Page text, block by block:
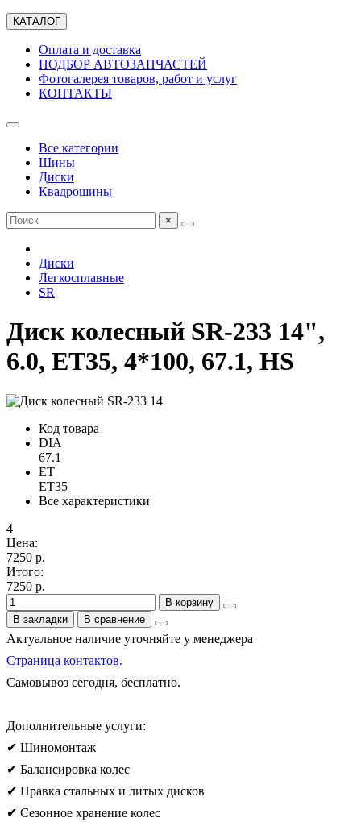
КАТАЛОГ
Оплата и доставка
ПОДБОР АВТОЗАПЧАСТЕЙ
Фотогалерея товаров, работ и услуг
КОНТАКТЫ
Все категории
Шины
Диски
Квадрошины
×
Диски
Легкосплавные
SR
Диск колесный SR-233 14",
6.0, ET35, 4*100, 67.1, HS
Код товара
DIA
67.1
ET
ET35
Все характеристики
4
Цена:
7250 р.
Итого:
7250 р.
В корзину
В закладки
В сравнение
Актуальное наличие уточняйте у менеджера
Страница контактов.
Самовывоз сегодня, бесплатно.
Дополнительные услуги:
✔ Шиномонтаж
✔ Балансировка колес
✔ Правка стальных и литых дисков
✔ Сезонное хранение колес